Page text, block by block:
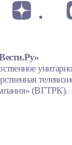
(ВГТРК).